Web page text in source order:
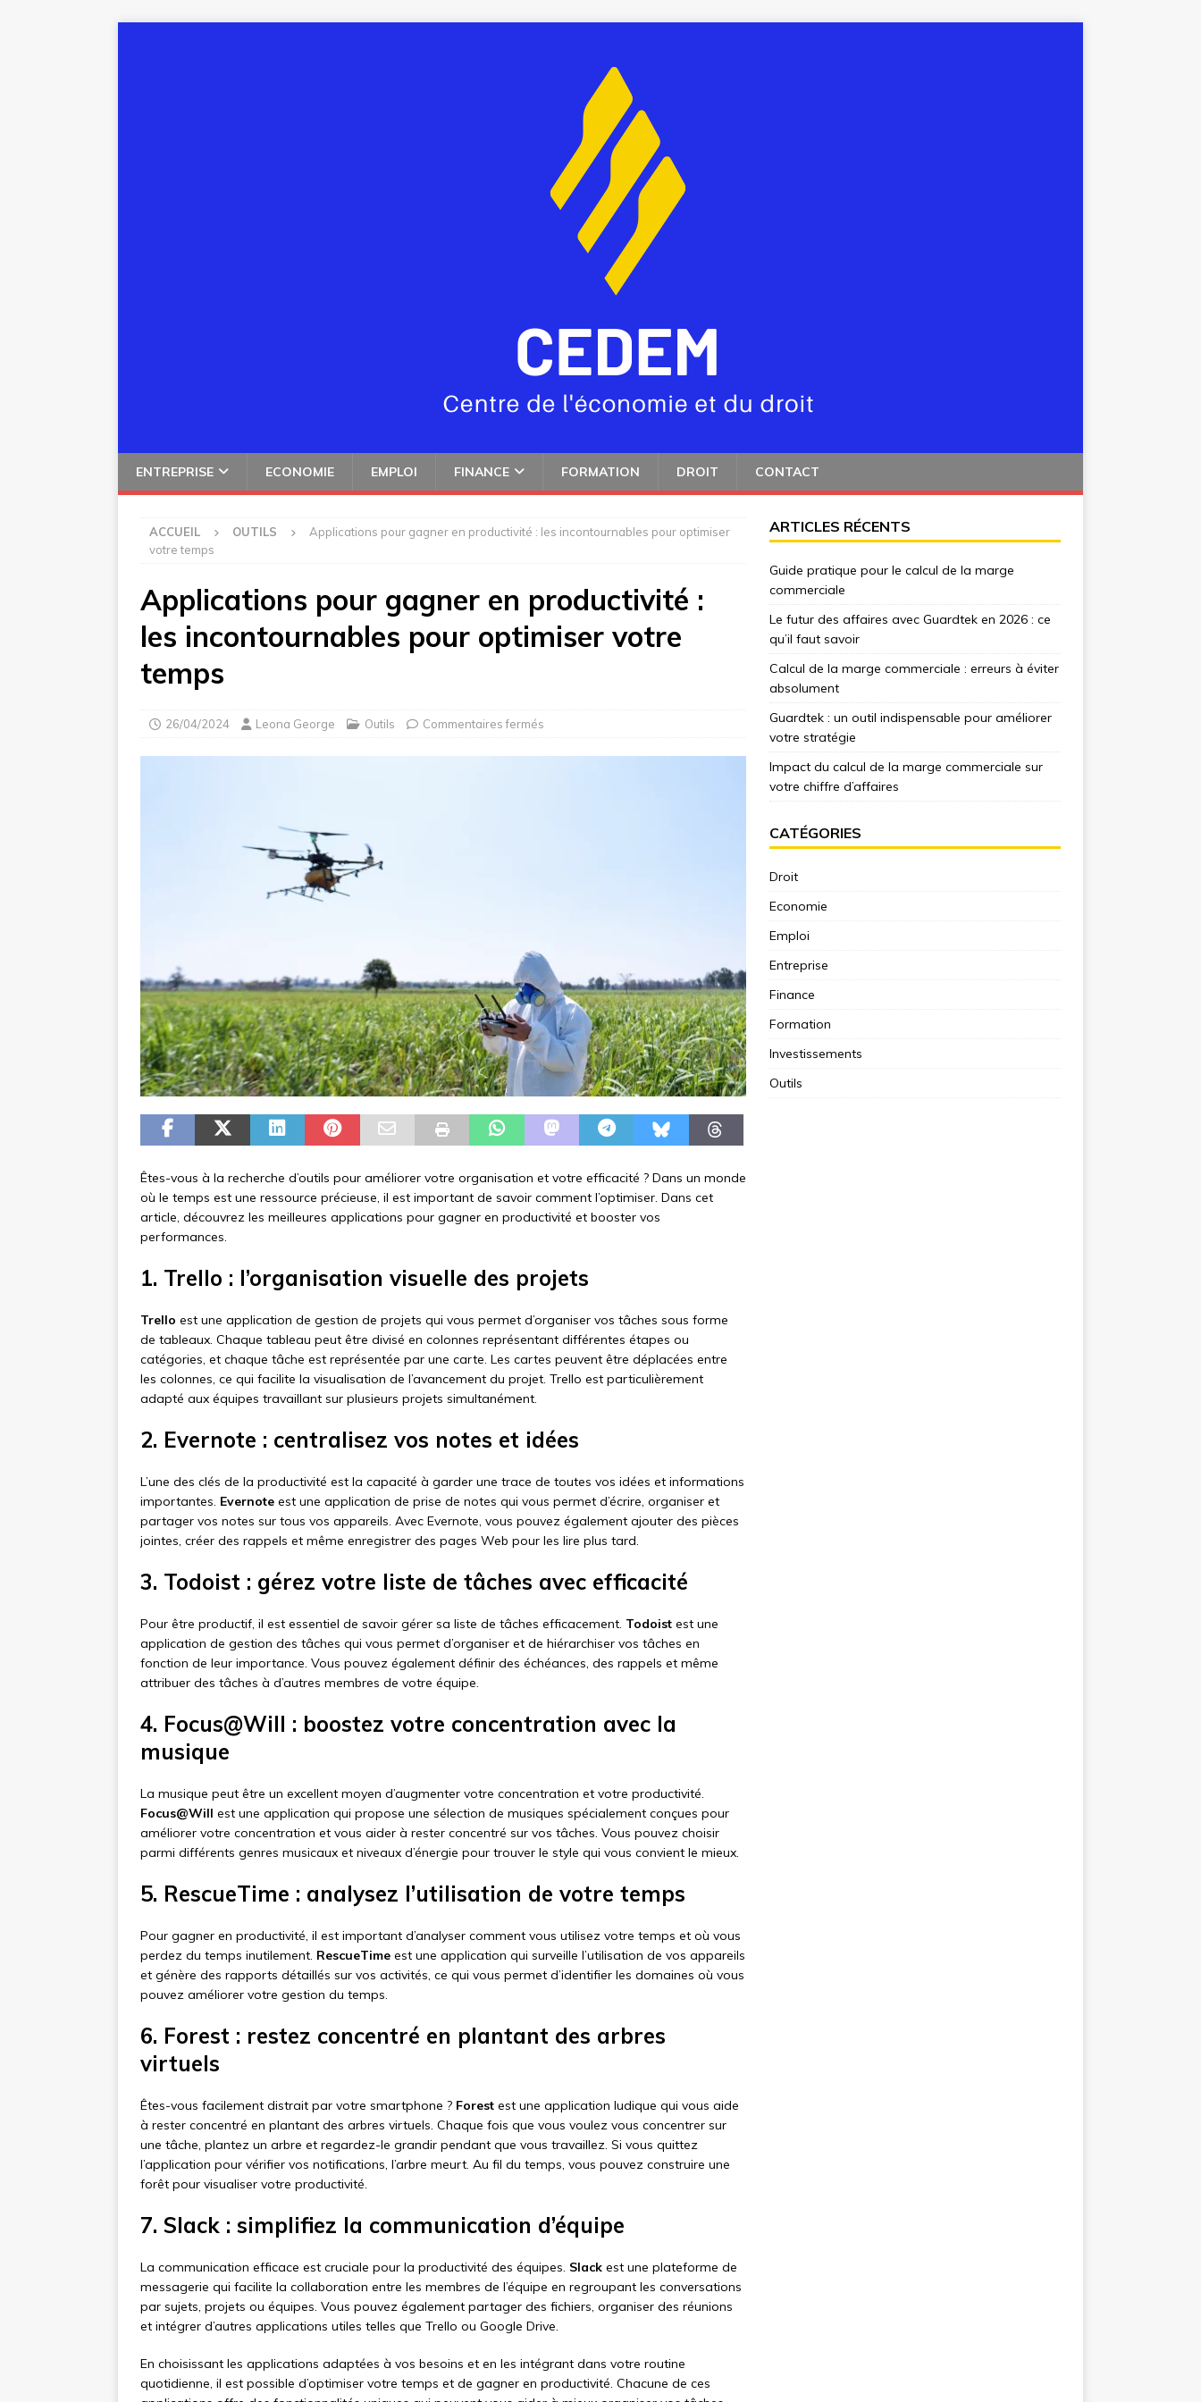
ENTREPRISE ECONOMIE EMPLOI FINANCE FORMATION DROIT CONTACT
ACCUEIL OUTILS
Applications pour gagner en productivité : les incontournables pour optimiser
votre temps
Applications pour gagner en productivité :
les incontournables pour optimiser votre
temps
26/04/2024 Leona George Outils Commentaires fermés
Êtes-vous à la recherche d’outils pour améliorer votre organisation et votre efficacité ? Dans un monde
où le temps est une ressource précieuse, il est important de savoir comment l’optimiser. Dans cet
article, découvrez les meilleures applications pour gagner en productivité et booster vos
performances.
1. Trello : l’organisation visuelle des projets
Trello est une application de gestion de projets qui vous permet d’organiser vos tâches sous forme
de tableaux. Chaque tableau peut être divisé en colonnes représentant différentes étapes ou
catégories, et chaque tâche est représentée par une carte. Les cartes peuvent être déplacées entre
les colonnes, ce qui facilite la visualisation de l’avancement du projet. Trello est particulièrement
adapté aux équipes travaillant sur plusieurs projets simultanément.
2. Evernote : centralisez vos notes et idées
L’une des clés de la productivité est la capacité à garder une trace de toutes vos idées et informations
importantes. Evernote est une application de prise de notes qui vous permet d’écrire, organiser et
partager vos notes sur tous vos appareils. Avec Evernote, vous pouvez également ajouter des pièces
jointes, créer des rappels et même enregistrer des pages Web pour les lire plus tard.
3. Todoist : gérez votre liste de tâches avec efficacité
Pour être productif, il est essentiel de savoir gérer sa liste de tâches efficacement. Todoist est une
application de gestion des tâches qui vous permet d’organiser et de hiérarchiser vos tâches en
fonction de leur importance. Vous pouvez également définir des échéances, des rappels et même
attribuer des tâches à d’autres membres de votre équipe.
4. Focus@Will : boostez votre concentration avec la
musique
La musique peut être un excellent moyen d’augmenter votre concentration et votre productivité.
Focus@Will est une application qui propose une sélection de musiques spécialement conçues pour
améliorer votre concentration et vous aider à rester concentré sur vos tâches. Vous pouvez choisir
parmi différents genres musicaux et niveaux d’énergie pour trouver le style qui vous convient le mieux.
5. RescueTime : analysez l’utilisation de votre temps
Pour gagner en productivité, il est important d’analyser comment vous utilisez votre temps et où vous
perdez du temps inutilement. RescueTime est une application qui surveille l’utilisation de vos appareils
et génère des rapports détaillés sur vos activités, ce qui vous permet d’identifier les domaines où vous
pouvez améliorer votre gestion du temps.
6. Forest : restez concentré en plantant des arbres
virtuels
Êtes-vous facilement distrait par votre smartphone ? Forest est une application ludique qui vous aide
à rester concentré en plantant des arbres virtuels. Chaque fois que vous voulez vous concentrer sur
une tâche, plantez un arbre et regardez-le grandir pendant que vous travaillez. Si vous quittez
l’application pour vérifier vos notifications, l’arbre meurt. Au fil du temps, vous pouvez construire une
forêt pour visualiser votre productivité.
7. Slack : simplifiez la communication d’équipe
La communication efficace est cruciale pour la productivité des équipes. Slack est une plateforme de
messagerie qui facilite la collaboration entre les membres de l’équipe en regroupant les conversations
par sujets, projets ou équipes. Vous pouvez également partager des fichiers, organiser des réunions
et intégrer d’autres applications utiles telles que Trello ou Google Drive.
En choisissant les applications adaptées à vos besoins et en les intégrant dans votre routine
quotidienne, il est possible d’optimiser votre temps et de gagner en productivité. Chacune de ces
ARTICLES RÉCENTS
Guide pratique pour le calcul de la marge
commerciale
Le futur des affaires avec Guardtek en 2026 : ce
qu’il faut savoir
Calcul de la marge commerciale : erreurs à éviter
absolument
Guardtek : un outil indispensable pour améliorer
votre stratégie
Impact du calcul de la marge commerciale sur
votre chiffre d’affaires
CATÉGORIES
Droit
Economie
Emploi
Entreprise
Finance
Formation
Investissements
Outils